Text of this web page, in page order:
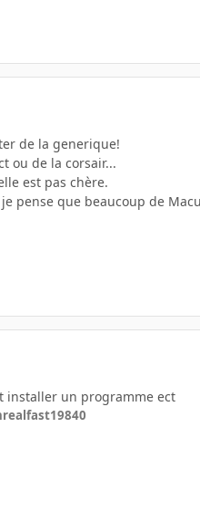
de la generique!
ou de la corsair...
est pas chère.
pense que beaucoup de
installer un programme ect